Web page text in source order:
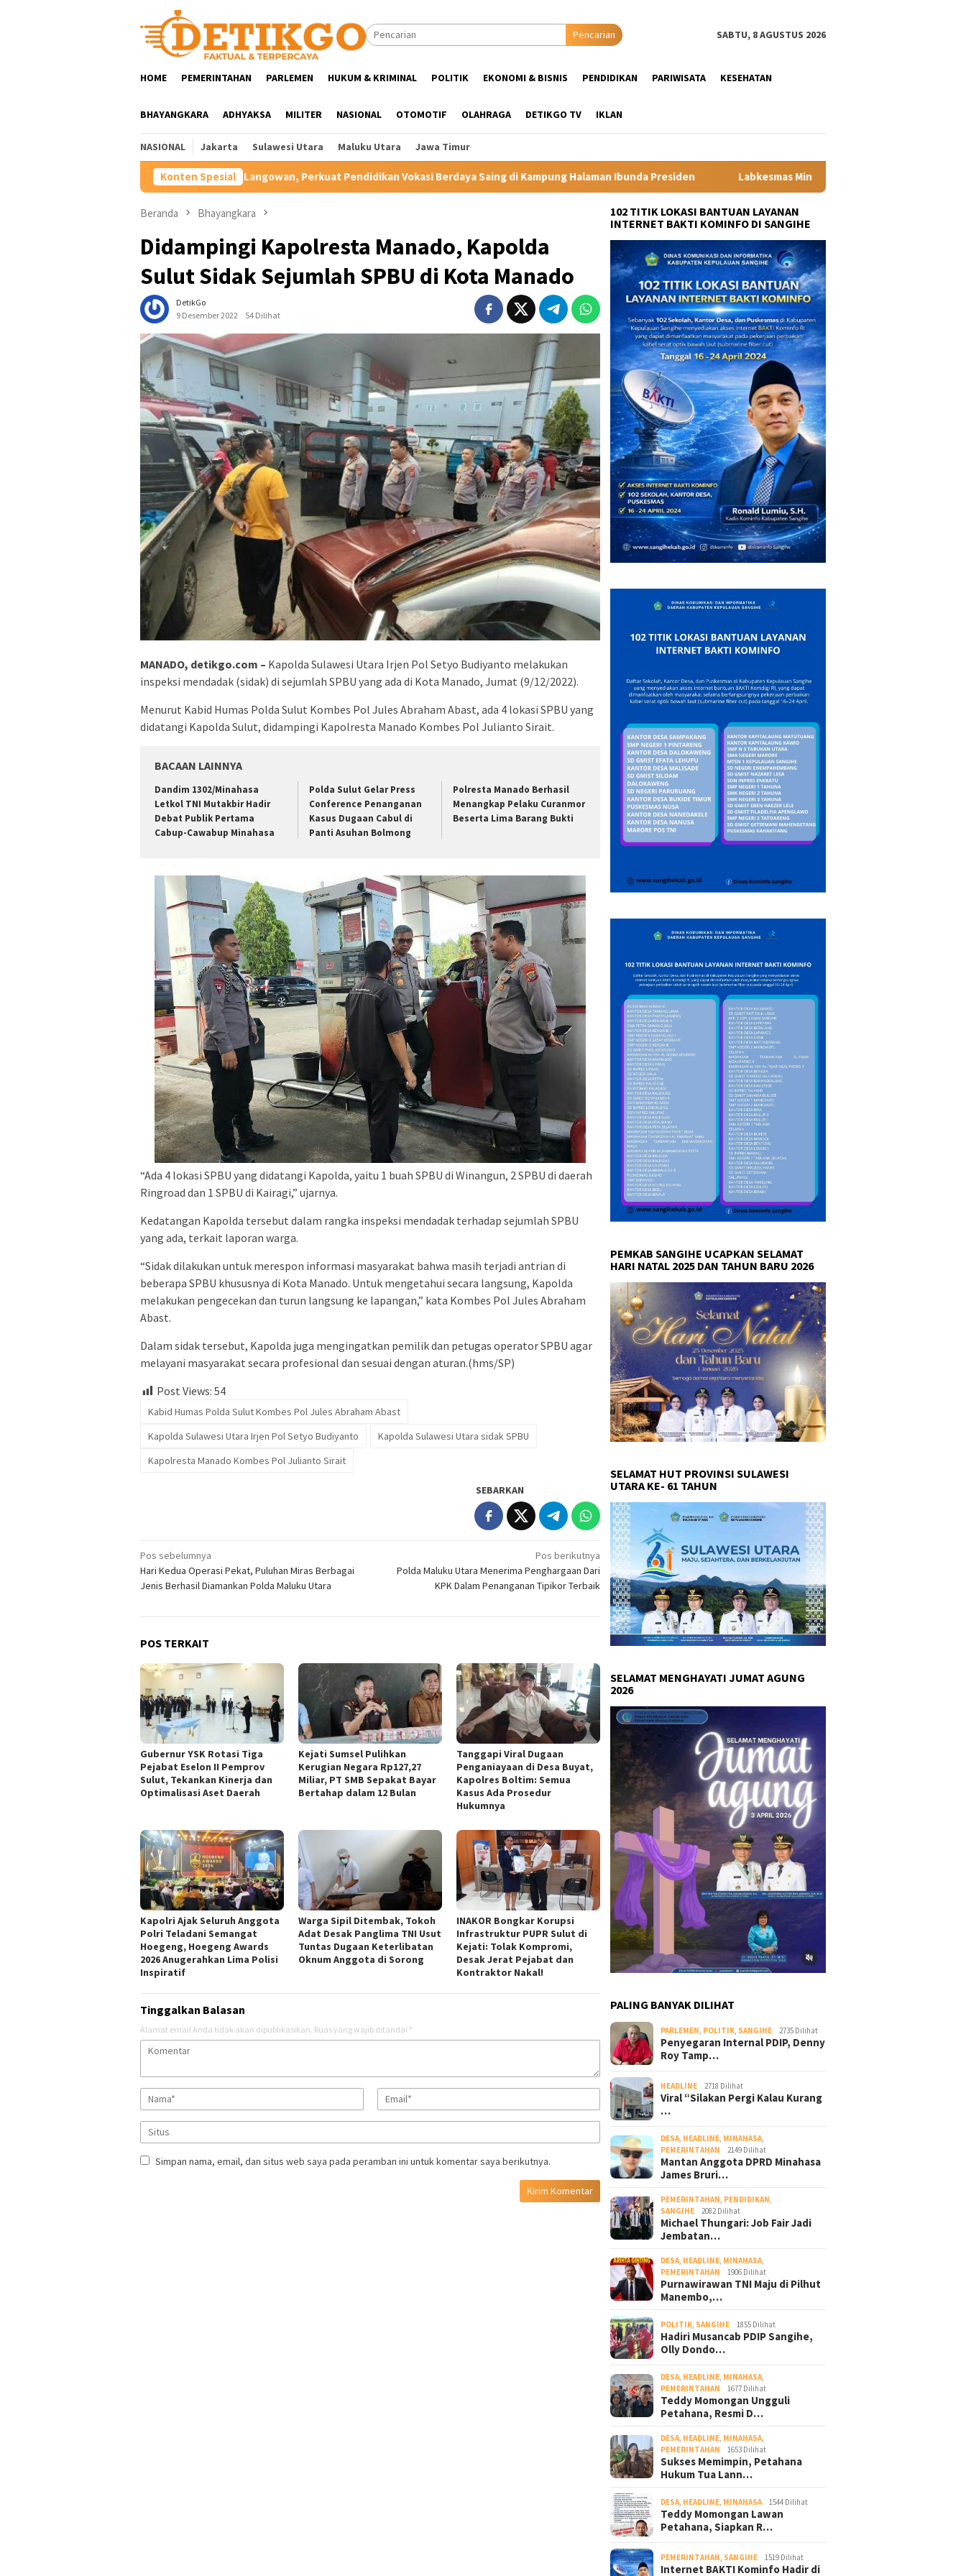
Pencarian SABTU, 8 AGUSTUS 2026
HOME PEMERINTAHAN PARLEMEN HUKUM & KRIMINAL POLITIK EKONOMI & BISNIS PENDIDIKAN PARIWISATA KESEHATAN
BHAYANGKARA ADHYAKSA MILITER NASIONAL OTOMOTIF OLAHRAGA DETIKGO TV IKLAN
NASIONAL Jakarta Sulawesi Utara Maluku Utara Jawa Timur
Konten Spesial
SMKN 1 Langowan, Perkuat Pendidikan Vokasi Berdaya Saing di Kampung Halaman Ibunda Presiden Labkesmas Minahasa Segera Beroperasi, Kadis Kesehatan dr Olviane
Beranda Bhayangkara
Didampingi Kapolresta Manado, Kapolda
Sulut Sidak Sejumlah SPBU di Kota Manado
DetikGo
9 Desember 2022
54 Dilihat
MANADO, detikgo.com – Kapolda Sulawesi Utara Irjen Pol Setyo Budiyanto melakukan
inspeksi mendadak (sidak) di sejumlah SPBU yang ada di Kota Manado, Jumat (9/12/2022).
Menurut Kabid Humas Polda Sulut Kombes Pol Jules Abraham Abast, ada 4 lokasi SPBU yang
didatangi Kapolda Sulut, didampingi Kapolresta Manado Kombes Pol Julianto Sirait.
BACAAN LAINNYA
Dandim 1302/Minahasa
Letkol TNI Mutakbir Hadir
Debat Publik Pertama
Cabup-Cawabup Minahasa
Polda Sulut Gelar Press
Conference Penanganan
Kasus Dugaan Cabul di
Panti Asuhan Bolmong
Polresta Manado Berhasil
Menangkap Pelaku Curanmor
Beserta Lima Barang Bukti
“Ada 4 lokasi SPBU yang didatangi Kapolda, yaitu 1 buah SPBU di Winangun, 2 SPBU di daerah
Ringroad dan 1 SPBU di Kairagi,” ujarnya.
Kedatangan Kapolda tersebut dalam rangka inspeksi mendadak terhadap sejumlah SPBU
yang ada, terkait laporan warga.
“Sidak dilakukan untuk merespon informasi masyarakat bahwa masih terjadi antrian di
beberapa SPBU khususnya di Kota Manado. Untuk mengetahui secara langsung, Kapolda
melakukan pengecekan dan turun langsung ke lapangan,” kata Kombes Pol Jules Abraham
Abast.
Dalam sidak tersebut, Kapolda juga mengingatkan pemilik dan petugas operator SPBU agar
melayani masyarakat secara profesional dan sesuai dengan aturan.(hms/SP)
Post Views: 54
Kabid Humas Polda Sulut Kombes Pol Jules Abraham Abast
Kapolda Sulawesi Utara Irjen Pol Setyo Budiyanto
Kapolda Sulawesi Utara sidak SPBU
Kapolresta Manado Kombes Pol Julianto Sirait
SEBARKAN
Navigasi
pos
Pos sebelumnya
Hari Kedua Operasi Pekat, Puluhan Miras Berbagai
Jenis Berhasil Diamankan Polda Maluku Utara
Pos berikutnya
Polda Maluku Utara Menerima Penghargaan Dari
KPK Dalam Penanganan Tipikor Terbaik
POS TERKAIT
Gubernur YSK Rotasi Tiga
Pejabat Eselon II Pemprov
Sulut, Tekankan Kinerja dan
Optimalisasi Aset Daerah
Kejati Sumsel Pulihkan
Kerugian Negara Rp127,27
Miliar, PT SMB Sepakat Bayar
Bertahap dalam 12 Bulan
Tanggapi Viral Dugaan
Penganiayaan di Desa Buyat,
Kapolres Boltim: Semua
Kasus Ada Prosedur
Hukumnya
Kapolri Ajak Seluruh Anggota
Polri Teladani Semangat
Hoegeng, Hoegeng Awards
2026 Anugerahkan Lima Polisi
Inspiratif
Warga Sipil Ditembak, Tokoh
Adat Desak Panglima TNI Usut
Tuntas Dugaan Keterlibatan
Oknum Anggota di Sorong
INAKOR Bongkar Korupsi
Infrastruktur PUPR Sulut di
Kejati: Tolak Kompromi,
Desak Jerat Pejabat dan
Kontraktor Nakal!
Tinggalkan Balasan
Alamat email Anda tidak akan dipublikasikan. Ruas yang wajib ditandai *
Simpan nama, email, dan situs web saya pada peramban ini untuk komentar saya berikutnya.
102 TITIK LOKASI BANTUAN LAYANAN
INTERNET BAKTI KOMINFO DI SANGIHE
PEMKAB SANGIHE UCAPKAN SELAMAT
HARI NATAL 2025 DAN TAHUN BARU 2026
SELAMAT HUT PROVINSI SULAWESI
UTARA KE- 61 TAHUN
SELAMAT MENGHAYATI JUMAT AGUNG
2026
PALING BANYAK DILIHAT
PARLEMEN, POLITIK, SANGIHE 2735 Dilihat
Penyegaran Internal PDIP, Denny
Roy Tamp…
HEADLINE 2718 Dilihat
Viral “Silakan Pergi Kalau Kurang
…
DESA, HEADLINE, MINAHASA,
PEMERINTAHAN
2149 Dilihat
Mantan Anggota DPRD Minahasa
James Bruri…
PEMERINTAHAN, PENDIDIKAN,
SANGIHE
2082 Dilihat
Michael Thungari: Job Fair Jadi
Jembatan…
DESA, HEADLINE, MINAHASA,
PEMERINTAHAN
1906 Dilihat
Purnawirawan TNI Maju di Pilhut
Manembo,…
POLITIK, SANGIHE 1855 Dilihat
Hadiri Musancab PDIP Sangihe,
Olly Dondo…
DESA, HEADLINE, MINAHASA,
PEMERINTAHAN
1677 Dilihat
Teddy Momongan Ungguli
Petahana, Resmi D…
DESA, HEADLINE, MINAHASA,
PEMERINTAHAN
1653 Dilihat
Sukses Memimpin, Petahana
Hukum Tua Lann…
DESA, HEADLINE, MINAHASA 1544 Dilihat
Teddy Momongan Lawan
Petahana, Siapkan R…
PEMERINTAHAN, SANGIHE 1519 Dilihat
Internet BAKTI Kominfo Hadir di